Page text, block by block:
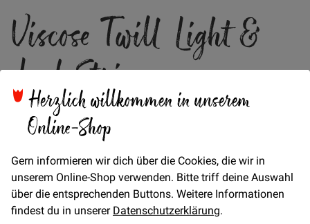
Herzlich willkommen in unserem
Online-Shop
Gern informieren wir dich über die Cookies, die wir in
unserem Online-Shop verwenden. Bitte triff deine Auswahl
über die entsprechenden Buttons. Weitere Informationen
findest du in unsererDatenschutzerklärung.
der
Bildgalerie
springen
Viscose Twill Light &
Lush Stripe -
Blue/Charcoal
Verfügbarkeit Auf Lager
19,90 €
€/METER (Freie Eingabe)